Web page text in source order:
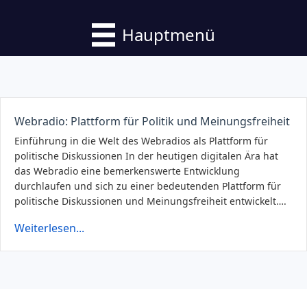
Hauptmenü
Webradio: Plattform für Politik und Meinungsfreiheit
Einführung in die Welt des Webradios als Plattform für
politische Diskussionen In der heutigen digitalen Ära hat
das Webradio eine bemerkenswerte Entwicklung
durchlaufen und sich zu einer bedeutenden Plattform für
politische Diskussionen und Meinungsfreiheit entwickelt….
Weiterlesen...